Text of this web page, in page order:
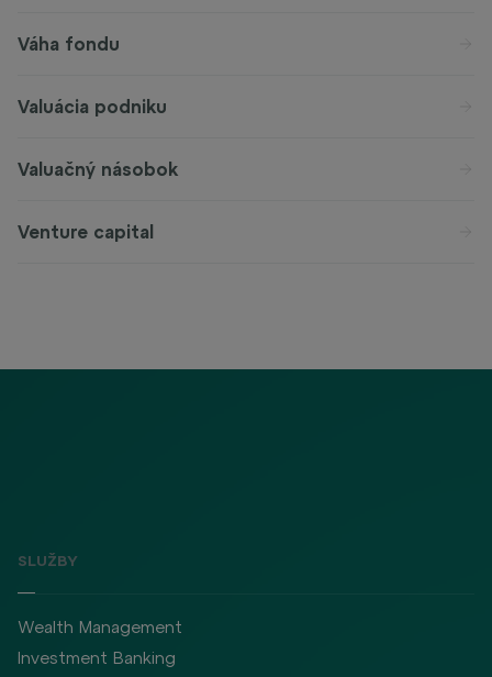
Váha fondu
Valuácia podniku
Valuačný násobok
Venture capital
SLUŽBY
Wealth Management
Investment Banking